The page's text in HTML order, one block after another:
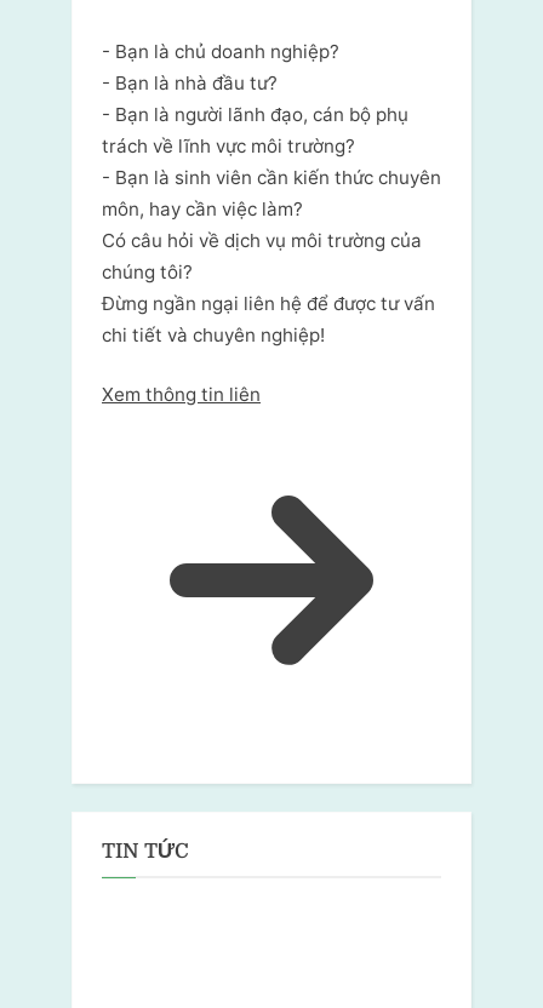
- Bạn là chủ doanh nghiệp?
- Bạn là nhà đầu tư?
- Bạn là người lãnh đạo, cán bộ phụ
trách về lĩnh vực môi trường?
- Bạn là sinh viên cần kiến thức chuyên
môn, hay cần việc làm?
Có câu hỏi về dịch vụ môi trường của
chúng tôi?
Đừng ngần ngại liên hệ để được tư vấn
chi tiết và chuyên nghiệp!
Xem thông tin liên
TIN TỨC